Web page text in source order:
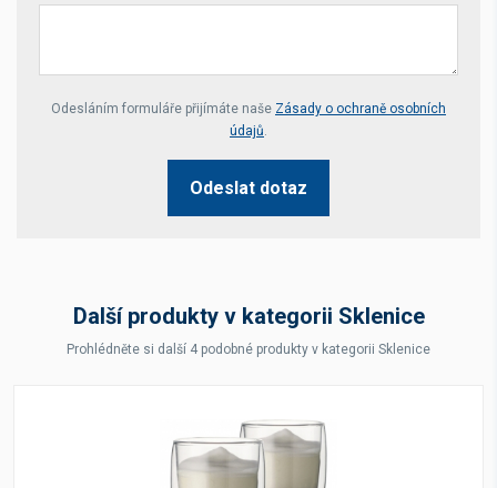
Your website *
Odesláním formuláře přijímáte naše Zásady o ochraně osobních
údajů.
Odeslat dotaz
Další produkty v kategorii Sklenice
Prohlédněte si další 4 podobné produkty v kategorii Sklenice